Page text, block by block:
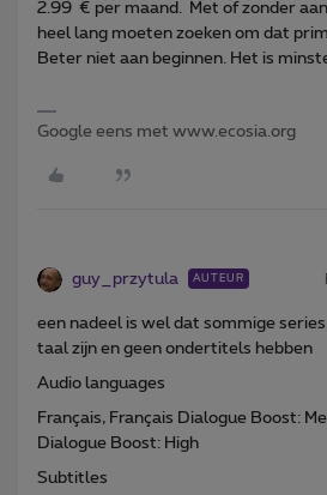
2.99 € per maand. Met of zonder
heel lang moeten zoeken om dat
Beter niet aan beginnen. Het is
Google eens met www.ecosia.org
guy_przytula AUTEUR
een nadeel is wel dat sommige
taal zijn en geen ondertitels hebben
Audio languages
Français, Français Dialogue Boost:
Dialogue Boost: High
Subtitles